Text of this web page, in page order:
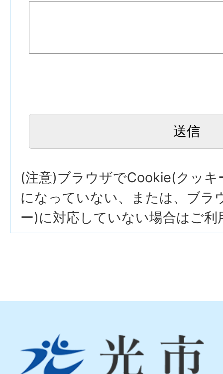
(注意)ブラウザでCookie(クッキ
になっていない、または、ブラ
ー)に対応していない場合はご利
市